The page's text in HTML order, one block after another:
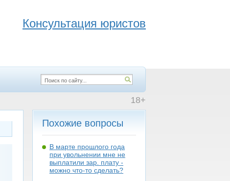
Консультация юристов
18+
Похожие вопросы
В марте прошлого года
при увольнении мне не
выплатили зар. плату -
можно что-то сделать?